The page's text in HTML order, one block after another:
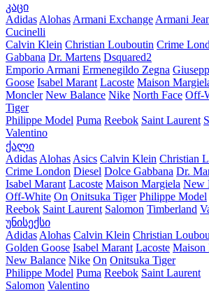
კაცი
Adidas Alohas Armani Exchange Armani
Cucinelli
Calvin Klein Christian Louboutin Crime
Gabbana Dr. Martens Dsquared2
Emporio Armani Ermenegildo Zegna
Goose Isabel Marant Lacoste Maison
Moncler New Balance Nike North Face Off-
Tiger
Philippe Model Puma Reebok Saint Laurent
Valentino
ქალი
Adidas Alohas Asics Calvin Klein Christian
Crime London Diesel Dolce Gabbana Dr.
Isabel Marant Lacoste Maison Margiela New
Off-White On Onitsuka Tiger Philippe Model
Reebok Saint Laurent Salomon Timberland
უნისექსი
Adidas Alohas Calvin Klein Christian
Golden Goose Isabel Marant Lacoste Maison
New Balance Nike On Onitsuka Tiger
Philippe Model Puma Reebok Saint Laurent
Salomon Valentino